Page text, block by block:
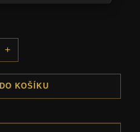
+
KOŠÍKU